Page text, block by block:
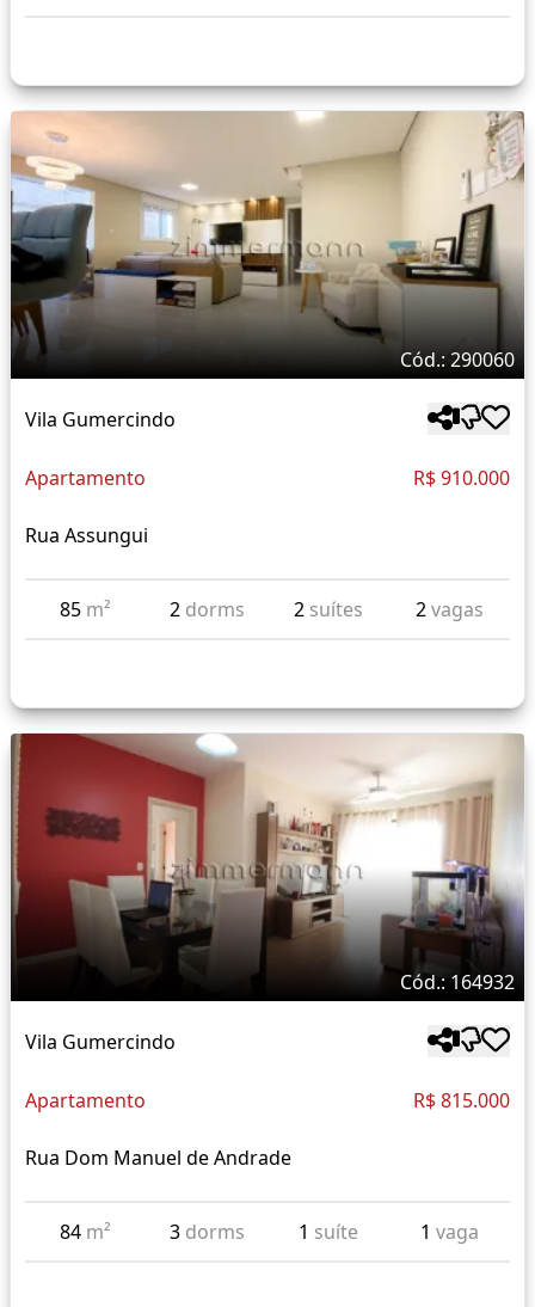
Cód.: 290060
Vila Gumercindo
Apartamento R$ 910.000
Rua Assungui
85 m² 2 dorms 2 suítes 2vagas
Cód.: 164932
Vila Gumercindo
Apartamento R$ 815.000
Rua Dom Manuel de Andrade
84 m² 3 dorms 1 suíte 1 vaga